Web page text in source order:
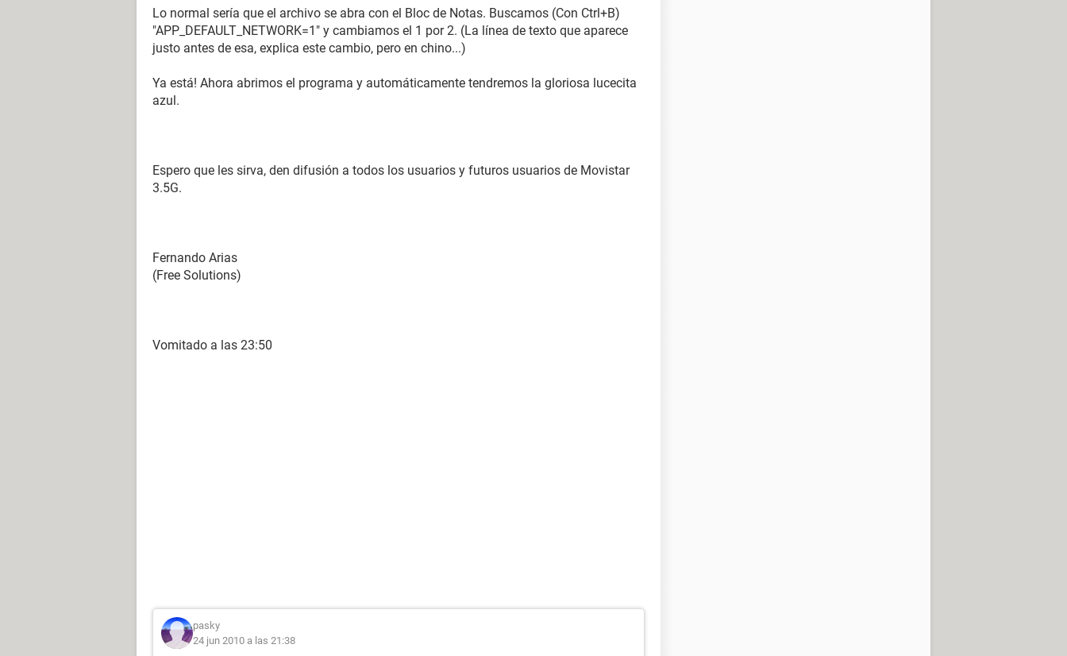
Lo normal sería que el archivo se abra con el Bloc de Notas. Buscamos (Con Ctrl+B)
"APP_DEFAULT_NETWORK=1" y cambiamos el 1 por 2. (La línea de texto que aparece
justo antes de esa, explica este cambio, pero en chino...)
Ya está! Ahora abrimos el programa y automáticamente tendremos la gloriosa lucecita
azul.
Espero que les sirva, den difusión a todos los usuarios y futuros usuarios de Movistar
3.5G.
Fernando Arias
(Free Solutions)
Vomitado a las 23:50
pasky
24 jun 2010 a las 21:38